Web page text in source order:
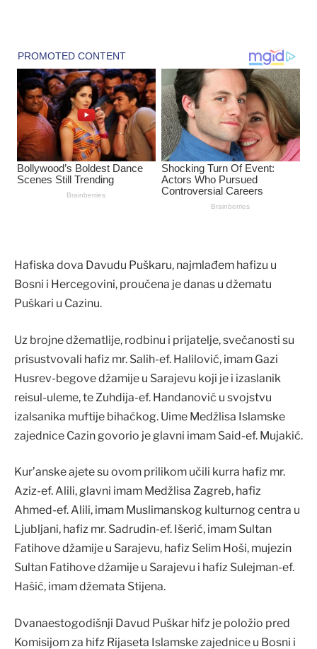
Hafiska dova Davudu Puškaru, najmlađem hafizu u
Bosni i Hercegovini, proučena je danas u džematu
Puškari u Cazinu.
Uz brojne džematlije, rodbinu i prijatelje, svečanosti su
prisustvovali hafiz mr. Salih-ef. Halilović, imam Gazi
Husrev-begove džamije u Sarajevu koji je i izaslanik
reisul-uleme, te Zuhdija-ef. Handanović u svojstvu
izalsanika muftije bihaćkog. Uime Medžlisa Islamske
zajednice Cazin govorio je glavni imam Said-ef. Mujakić.
Kur’anske ajete su ovom prilikom učili kurra hafiz mr.
Aziz-ef. Alili, glavni imam Medžlisa Zagreb, hafiz
Ahmed-ef. Alili, imam Muslimanskog kulturnog centra u
Ljubljani, hafiz mr. Sadrudin-ef. Išerić, imam Sultan
Fatihove džamije u Sarajevu, hafiz Selim Hoši, mujezin
Sultan Fatihove džamije u Sarajevu i hafiz Sulejman-ef.
Hašić, imam džemata Stijena.
Dvanaestogodišnji Davud Puškar hifz je položio pred
Komisijom za hifz Rijaseta Islamske zajednice u Bosni i